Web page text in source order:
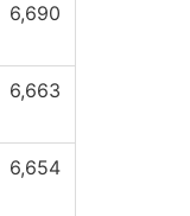
6,690
6,663
6,654